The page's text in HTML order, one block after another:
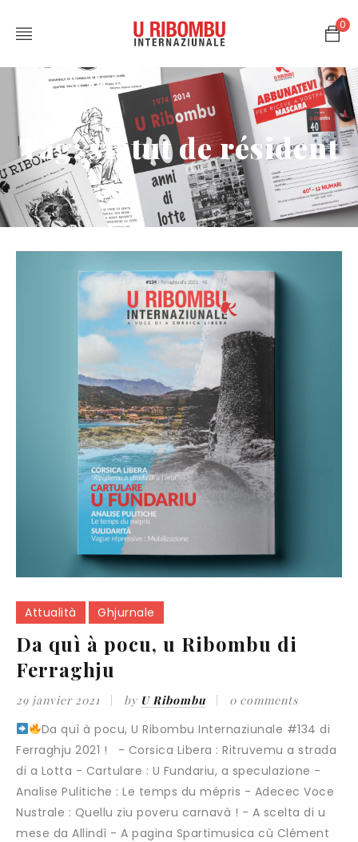
0
Tag: statut de résident
Attualità Ghjurnale
Da quì à pocu, u Ribombu di
Ferraghju
29 janvier 2021 by U Ribombu 0 comments
Da quì à pocu, U Ribombu Internaziunale #134 di
Ferraghju 2021 ! - Corsica Libera : Ritruvemu a strada
di a Lotta - Cartulare : U Fundariu, a speculazione -
Analise Pulitiche : Le temps du mépris - Adecec Voce
Nustrale : Quellu ziu poveru carnavà ! - A scelta di u
mese da Allindì - A pagina Spartimusica cù Clément